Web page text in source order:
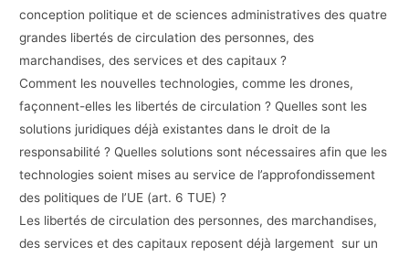
conception politique et de sciences administratives des quatre
grandes libertés de circulation des personnes, des
marchandises, des services et des capitaux ?
Comment les nouvelles technologies, comme les drones,
façonnent-elles les libertés de circulation ? Quelles sont les
solutions juridiques déjà existantes dans le droit de la
responsabilité ? Quelles solutions sont nécessaires afin que les
technologies soient mises au service de l’approfondissement
des politiques de l’UE (art. 6 TUE) ?
Les libertés de circulation des personnes, des marchandises,
des services et des capitaux reposent déjà largement sur un